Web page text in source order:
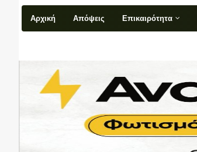
Αρχική Απόψεις Επικαιρότητα